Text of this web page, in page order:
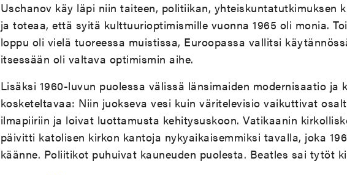
Uschanov käy läpi niin taiteen, politiikan, yhteiskuntatutkimuksen
ja toteaa, että syitä kulttuurioptimismille vuonna 1965 oli monia.
loppu oli vielä tuoreessa muistissa, Euroopassa vallitsi
itsessään oli valtava optimismin aihe.
Lisäksi 1960-luvun puolessa välissä länsimaiden modernisaatio ja
kosketeltavaa: Niin juokseva vesi kuin väritelevisio vaikuttivat
ilmapiiriin ja loivat luottamusta kehitysuskoon. Vatikaanin
päivitti katolisen kirkon kantoja nykyaikaisemmiksi tavalla, joka
käänne. Poliitikot puhuivat kauneuden puolesta. Beatles sai tytöt